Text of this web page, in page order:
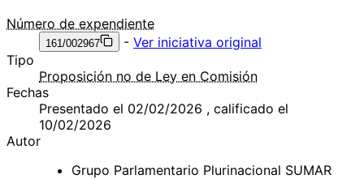
Número de expendiente
161/002967 - Ver iniciativa original
Tipo
Proposición no de Ley en Comisión
Fechas
Presentado el 02/02/2026 , calificado el
10/02/2026
Autor
Grupo Parlamentario Plurinacional SUMAR